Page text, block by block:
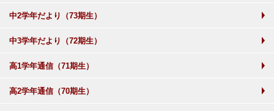
中2学年だより（73期生）
中3学年だより（72期生）
高1学年通信（71期生）
高2学年通信（70期生）